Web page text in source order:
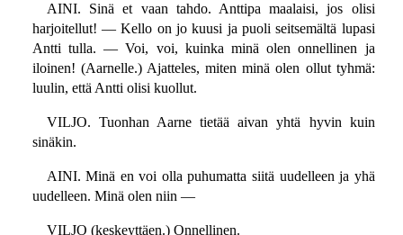
AINI. Sinä et vaan tahdo. Anttipa maalaisi, jos olisi
harjoitellut! — Kello on jo kuusi ja puoli seitsemältä lupasi
Antti tulla. — Voi, voi, kuinka minä olen onnellinen ja
iloinen! (Aarnelle.) Ajatteles, miten minä olen ollut tyhmä:
luulin, että Antti olisi kuollut.
VILJO. Tuonhan Aarne tietää aivan yhtä hyvin kuin
sinäkin.
AINI. Minä en voi olla puhumatta siitä uudelleen ja yhä
uudelleen. Minä olen niin —
VILJO (keskeyttäen.) Onnellinen.